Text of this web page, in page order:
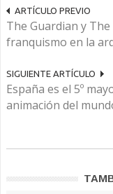
ARTÍCULO PREVIO
The Guardian y
franquismo en la
SIGUIENTE ARTÍCULO
España es el 5º
animación del